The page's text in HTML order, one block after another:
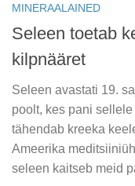
MINERAALAINED
Seleen toetab
kilpnääret
Seleen avastati 19.
poolt, kes pani
tähendab kreeka
Ameerika
seleen kaitseb meid